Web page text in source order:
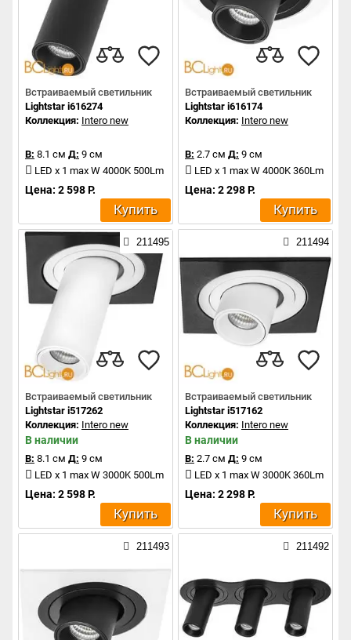
Встраиваемый светильник
Lightstar i616274
Коллекция: Intero new
В: 8.1 см Д: 9 см
LED x 1 max W 4000K 500Lm
Цена: 2 598 Р.
Купить
Встраиваемый светильник
Lightstar i616174
Коллекция: Intero new
В: 2.7 см Д: 9 см
LED x 1 max W 4000K 360Lm
Цена: 2 298 Р.
Купить
211495
Встраиваемый светильник
Lightstar i517262
Коллекция: Intero new
В наличии
В: 8.1 см Д: 9 см
LED x 1 max W 3000K 500Lm
Цена: 2 598 Р.
Купить
211494
Встраиваемый светильник
Lightstar i517162
Коллекция: Intero new
В наличии
В: 2.7 см Д: 9 см
LED x 1 max W 3000K 360Lm
Цена: 2 298 Р.
Купить
211493 211492